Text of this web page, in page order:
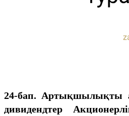
24-бап. Артықшылықты
дивидендтер